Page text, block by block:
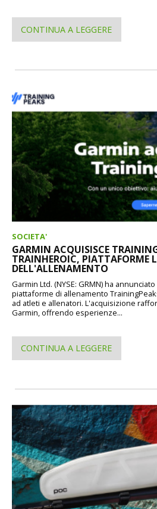
CONTINUA A LEGGERE
SOCIETA'
GARMIN ACQUISISCE
TRAINHEROIC, PIATTAFORME
DELL'ALLENAMENTO
Garmin Ltd. (NYSE: GRMN) ha
piattaforme di allenamento
ad atleti e allenatori. L'acquisizione
Garmin, offrendo esperienze...
CONTINUA A LEGGERE